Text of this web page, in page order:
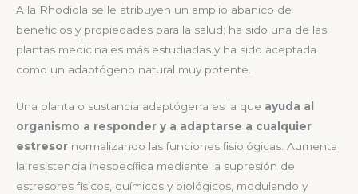
A la Rhodiola se le atribuyen un amplio abanico de
beneﬁcios y propiedades para la salud; ha sido una de las
plantas medicinales más estudiadas y ha sido aceptada
como un adaptógeno natural muy potente.
Una planta o sustancia adaptógena es la que ayuda al
organismo a responder y a adaptarse a cualquier
estresor normalizando las funciones ﬁsiológicas. Aumenta
la resistencia inespecíﬁca mediante la supresión de
estresores físicos, químicos y biológicos, modulando y